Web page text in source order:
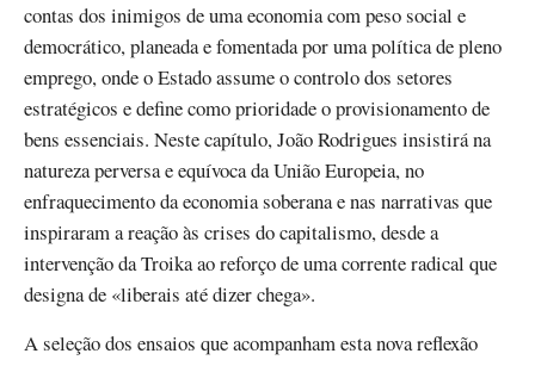
contas dos inimigos de uma economia com peso social e
democrático, planeada e fomentada por uma política de pleno
emprego, onde o Estado assume o controlo dos setores
estratégicos e define como prioridade o provisionamento de
bens essenciais. Neste capítulo, João Rodrigues insistirá na
natureza perversa e equívoca da União Europeia, no
enfraquecimento da economia soberana e nas narrativas que
inspiraram a reação às crises do capitalismo, desde a
intervenção da Troika ao reforço de uma corrente radical que
designa de «liberais até dizer chega».
A seleção dos ensaios que acompanham esta nova reflexão